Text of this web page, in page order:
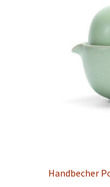
Handbecher